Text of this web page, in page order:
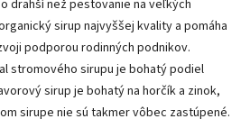
drahší než pestovanie na veľkých
sirup najvyššej kvality a pomáha
podporou rodinných podnikov.
stromového sirupu je bohatý podiel
sirup je bohatý na horčík a zinok,
sirupe nie sú takmer vôbec zastúpené.